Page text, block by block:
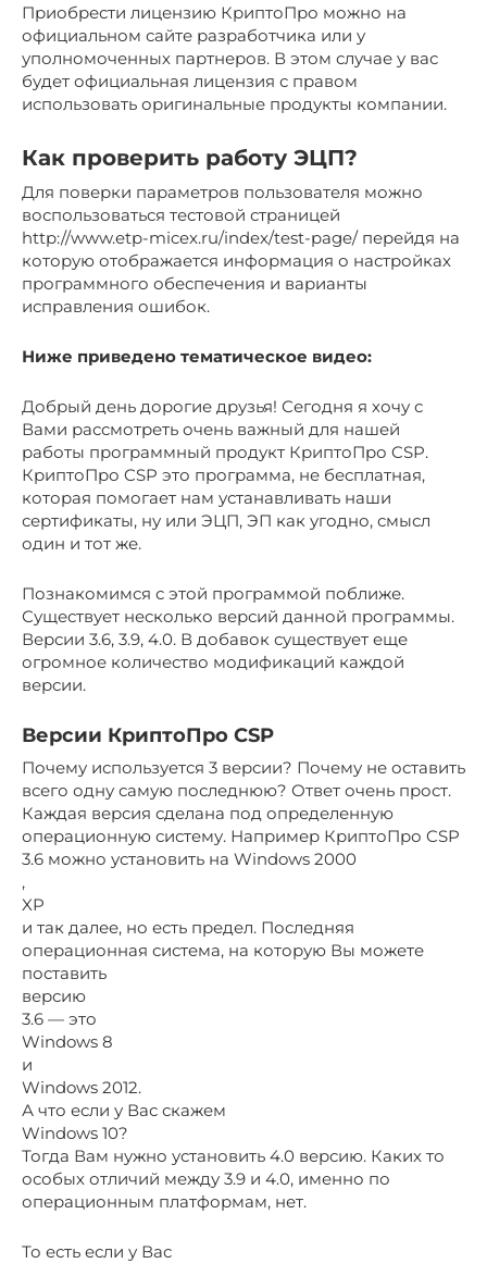
Приобрести лицензию КриптоПро можно на
официальном сайте разработчика или у
уполномоченных партнеров. В этом случае у вас
будет официальная лицензия с правом
использовать оригинальные продукты компании.
Как проверить работу ЭЦП?
Для поверки параметров пользователя можно
воспользоваться тестовой страницей
http://www.etp-micex.ru/index/test-page/ перейдя на
которую отображается информация о настройках
программного обеспечения и варианты
исправления ошибок.
Ниже приведено тематическое видео:
Добрый день дорогие друзья! Сегодня я хочу с
Вами рассмотреть очень важный для нашей
работы программный продукт КриптоПро CSP.
КриптоПро CSP это программа, не бесплатная,
которая помогает нам устанавливать наши
сертификаты, ну или ЭЦП, ЭП как угодно, смысл
один и тот же.
Познакомимся с этой программой поближе.
Существует несколько версий данной программы.
Версии 3.6, 3.9, 4.0. В добавок существует еще
огромное количество модификаций каждой
версии.
Версии КриптоПро CSP
Почему используется 3 версии? Почему не оставить
всего одну самую последнюю? Ответ очень прост.
Каждая версия сделана под определенную
операционную систему. Например КриптоПро CSP
3.6 можно установить на Windows 2000
,
XP
и так далее, но есть предел. Последняя
операционная система, на которую Вы можете
поставить
версию
3.6 — это
Windows 8
и
Windows 2012.
А что если у Вас скажем
Windows 10?
Тогда Вам нужно установить 4.0 версию. Каких то
особых отличий между 3.9 и 4.0, именно по
операционным платформам, нет.
То есть если у Вас